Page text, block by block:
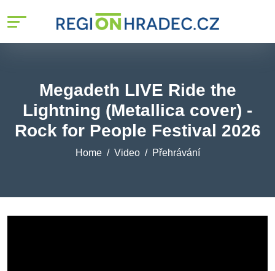
Megadeth LIVE Ride the
Lightning (Metallica cover) -
Rock for People Festival 2026
Home Video Přehrávání